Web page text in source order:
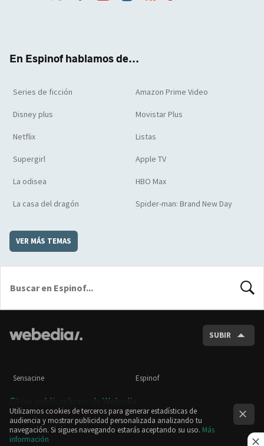
En Espinof hablamos de...
Series de ficción Amazon Prime Video
Disney plus Movistar Plus
Netflix Listas
Supergirl Apple TV
La odisea HBO Max
La casa del dragón Spider-man: Brand New Day
VER MÁS TEMAS
SUBIR
Sensacine Espinof
Otras publicaciones de Webedia
Utilizamos cookies de terceros para generar estadísticas de
audiencia y mostrar publicidad personalizada analizando tu
navegación. Si sigues navegando estarás aceptando su uso. Más
información